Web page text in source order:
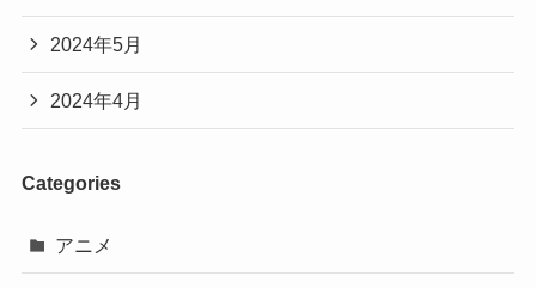
2024年5月
2024年4月
Categories
アニメ